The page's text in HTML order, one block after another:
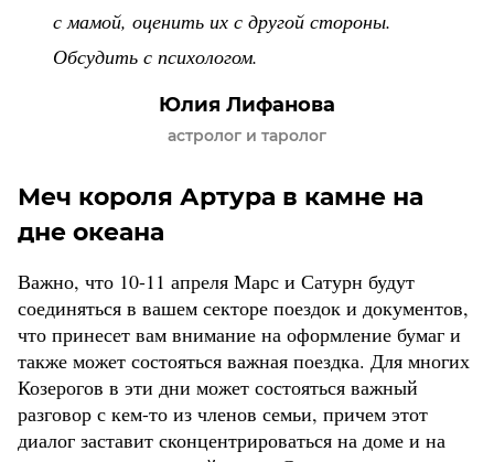
с мамой, оценить их с другой стороны.
Обсудить с психологом.
Юлия Лифанова
астролог и таролог
Меч короля Артура в камне на
дне океана
Важно, что 10-11 апреля Марс и Сатурн будут
соединяться в вашем секторе поездок и документов,
что принесет вам внимание на оформление бумаг и
также может состояться важная поездка. Для многих
Козерогов в эти дни может состояться важный
разговор с кем-то из членов семьи, причем этот
диалог заставит сконцентрироваться на доме и на